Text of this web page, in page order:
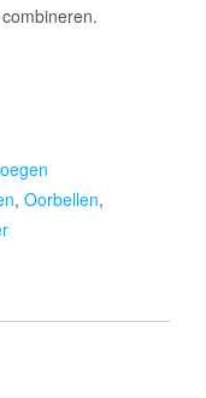
, Oorbellen,